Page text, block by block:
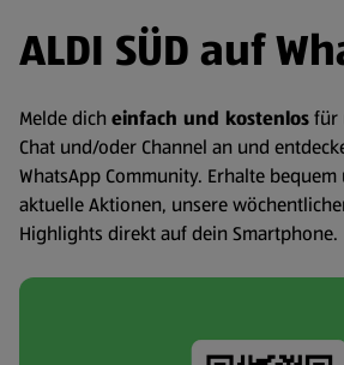
ALDI SÜD auf
Melde dich einfach und kostenlosfür
Chat und/oder Channel an und
WhatsApp Community. Erhalte
aktuelle Aktionen, unsere
Highlights direkt auf dein Smartphone.